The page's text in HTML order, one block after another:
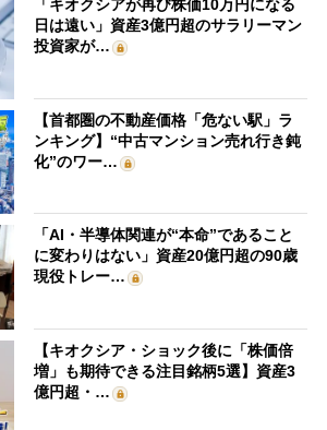
「キオクシアが再び株価10万円になる
日は遠い」資産3億円超のサラリーマン
投資家が…
【首都圏の不動産価格「危ない駅」ラ
ンキング】“中古マンション売れ行き鈍
化”のワー…
「AI・半導体関連が“本命”であること
に変わりはない」資産20億円超の90歳
現役トレー…
【キオクシア・ショック後に「株価倍
増」も期待できる注目銘柄5選】資産3
億円超・…